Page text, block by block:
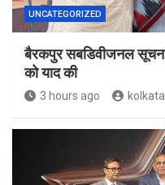
UNCATEGORIZED
बैरकपुर सबडिवीजनल
को याद की
3 hours ago